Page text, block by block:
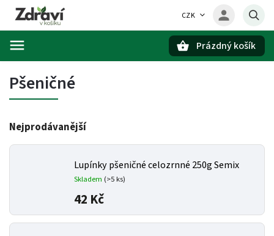
CZK
Prázdný košík
Pšeničné
Nejprodávanější
Lupínky pšeničné celozrnné 250g Semix
Skladem (>5 ks)
42 Kč